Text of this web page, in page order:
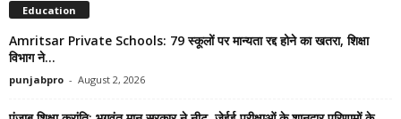
Education
Amritsar Private Schools: 79 स्कूलों पर मान्यता रद्द होने का खतरा, शिक्षा
विभाग ने...
punjabpro - August 2, 2026